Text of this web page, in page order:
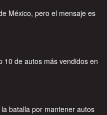
México, pero el mensaje es
10 de autos más vendidos en
batalla por mantener autos